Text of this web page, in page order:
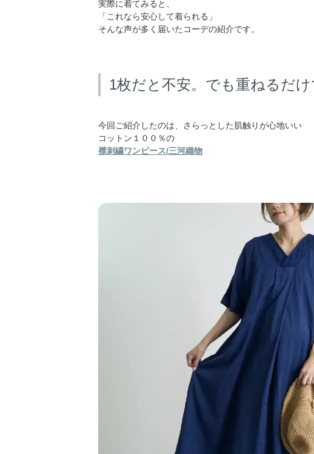
実際に着てみると、
「これなら安心して着られる」
そんな声が多く届いたコーデの紹介です。
1枚だと不安。でも重ねるだけ
今回ご紹介したのは、さらっとした肌触りが心地いい
コットン１００％の
襟刺繍ワンピース/三河織物